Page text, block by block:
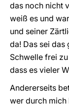
das noch nicht
weiß es und
und seiner
da! Das sei
Schwelle frei
dass es vieler
Andererseits
wer durch